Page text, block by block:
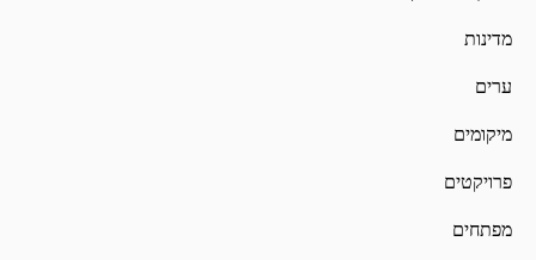
מדינות
ערים
מיקומים
פרויקטים
מפתחים